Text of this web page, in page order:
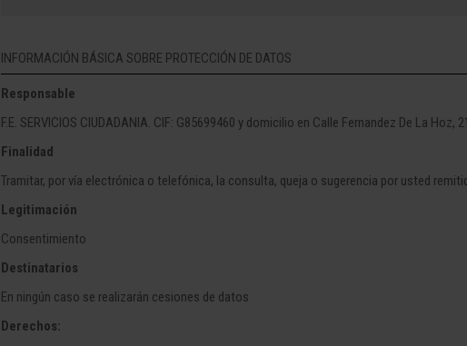
INFORMACIÓN BÁSICA SOBRE PROTECCIÓN DE DATOS
Responsable
F.E. SERVICIOS CIUDADANIA. CIF: G85699460 y domicilio en Calle Fernandez De La Hoz,
Finalidad
Tramitar, por vía electrónica o telefónica, la consulta, queja o sugerencia por usted
Legitimación
Consentimiento
Destinatarios
En ningún caso se realizarán cesiones de datos
Derechos: